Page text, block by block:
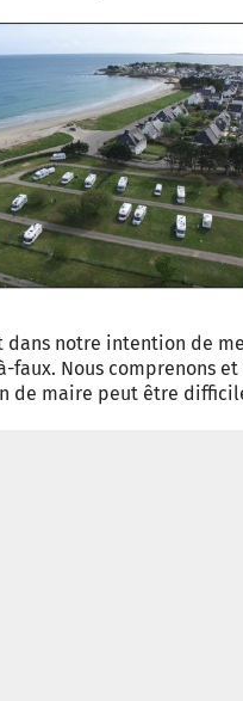
notre intention de
faux. Nous comprenons et
de maire peut être